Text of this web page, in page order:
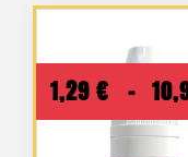
1,29 € –